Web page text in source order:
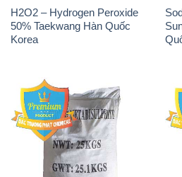
H2O2 – Hydrogen Peroxide
50% Taekwang Hàn Quốc
Korea